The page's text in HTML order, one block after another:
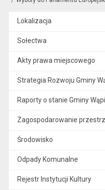
Lokalizacja
Sołectwa
Akty prawa miejscowego
Strategia Rozwoju Gminy
Raporty o stanie Gminy
Zagospodarowanie
Środowisko
Odpady Komunalne
Rejestr Instytucji Kultury